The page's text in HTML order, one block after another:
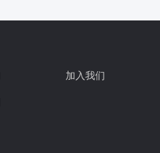
加入我们